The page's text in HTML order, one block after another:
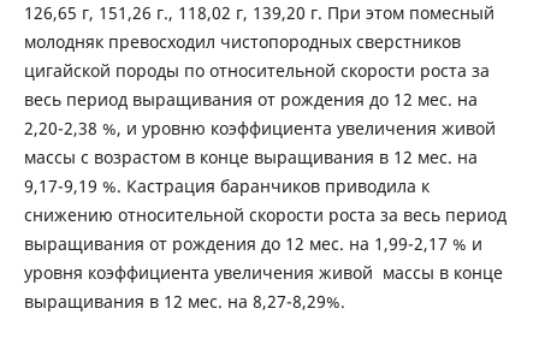
126,65 г, 151,26 г., 118,02 г, 139,20 г. При этом помесный
молодняк превосходил чистопородных сверстников
цигайской породы по относительной скорости роста за
весь период выращивания от рождения до 12 мес. на
2,20-2,38 %, и уровню коэффициента увеличения живой
массы с возрастом в конце выращивания в 12 мес. на
9,17-9,19 %. Кастрация баранчиков приводила к
снижению относительной скорости роста за весь период
выращивания от рождения до 12 мес. на 1,99-2,17 % и
уровня коэффициента увеличения живой массы в конце
выращивания в 12 мес. на 8,27-8,29%.